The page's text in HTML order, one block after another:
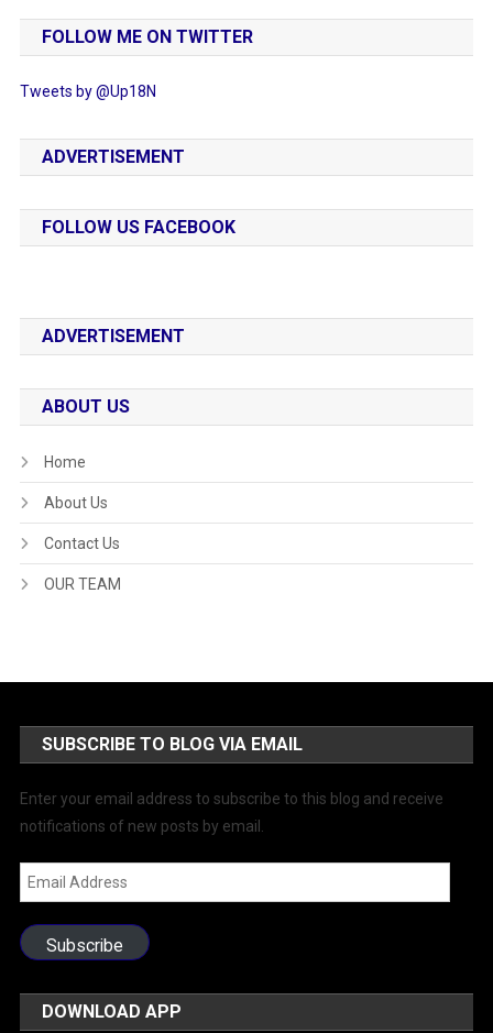
FOLLOW ME ON TWITTER
Tweets by @Up18N
ADVERTISEMENT
FOLLOW US FACEBOOK
ADVERTISEMENT
ABOUT US
Home
About Us
Contact Us
OUR TEAM
SUBSCRIBE TO BLOG VIA EMAIL
Enter your email address to subscribe to this blog and receive
notifications of new posts by email.
Email
Address
Subscribe
DOWNLOAD APP